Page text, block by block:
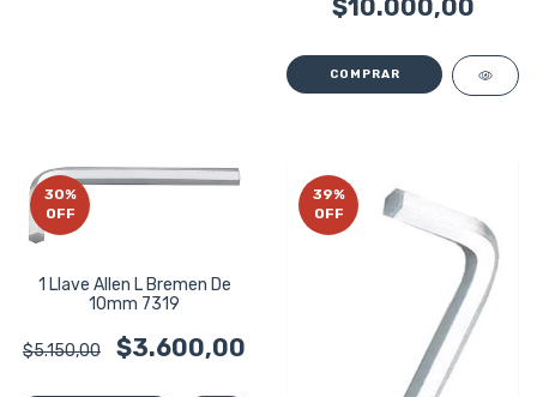
$10.000,00
30%
OFF
1 Llave Allen L Bremen De
10mm 7319
$5.150,00 $3.600,00
39%
OFF